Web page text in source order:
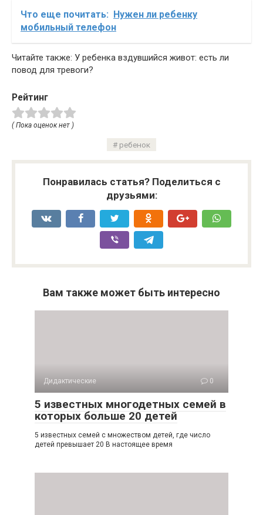
Что еще почитать: Нужен ли ребенку
мобильный телефон
Читайте также: У ребенка вздувшийся живот: есть ли
повод для тревоги?
Рейтинг
( Пока оценок нет )
ребенок
Понравилась статья? Поделиться с
друзьями:
Вам также может быть интересно
Дидактические 0
5 известных многодетных семей в
которых больше 20 детей
5 известных семей с множеством детей, где число
детей превышает 20 В настоящее время